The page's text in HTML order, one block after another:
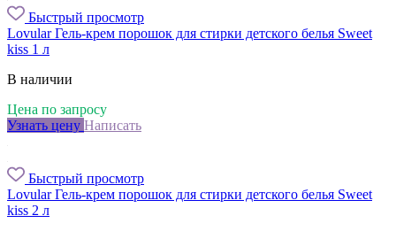
Быстрый просмотр
Lovular Гель-крем порошок для стирки детского белья Sweet
kiss 1 л
В наличии
Цена по запросу
Узнать цену Написать
Быстрый просмотр
Lovular Гель-крем порошок для стирки детского белья Sweet
kiss 2 л